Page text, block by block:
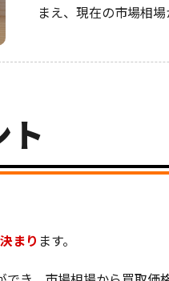
まえ、現在の市場相
まり ます。